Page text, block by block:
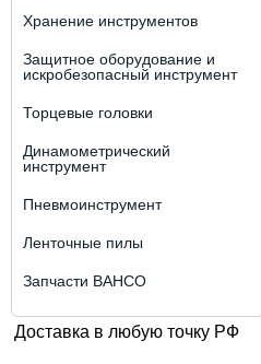
Хранение инструментов
Защитное оборудование и
искробезопасный инструмент
Торцевые головки
Динамометрический
инструмент
Пневмоинструмент
Ленточные пилы
Запчасти BAHCO
Доставка в любую точку РФ